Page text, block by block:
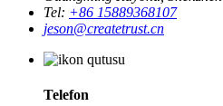
Tel: +86 15889368107
jeson@createtrust.cn
Telefon